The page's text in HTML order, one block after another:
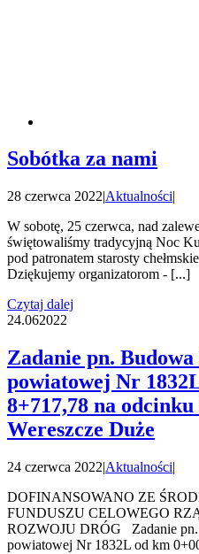
Sobótka za nami
28 czerwca 2022|Aktualności|
W sobotę, 25 czerwca, nad
świętowaliśmy tradycyjną Noc
pod patronatem starosty
Dziękujemy organizatorom - [...]
Czytaj dalej
24.062022
Zadanie pn.
powiatowej Nr
8+717,78 na
Wereszcze Duże
24 czerwca 2022|Aktualności|
DOFINANSOWANO ZE
FUNDUSZU CELOWEGO
ROZWOJU DRÓG Zadanie pn.
powiatowej Nr 1832L od km